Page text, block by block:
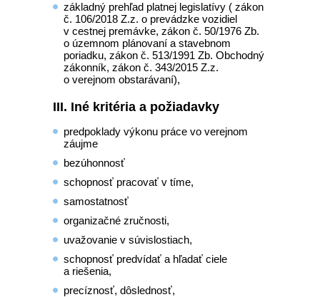
základný prehľad platnej legislatívy ( zákon
č. 106/2018 Z.z. o prevádzke vozidiel
v cestnej premávke, zákon č. 50/1976 Zb.
o územnom plánovaní a stavebnom
poriadku, zákon č. 513/1991 Zb. Obchodný
zákonník, zákon č. 343/2015 Z.z.
o verejnom obstarávaní),
III. Iné kritéria a požiadavky
predpoklady výkonu práce vo verejnom
záujme
bezúhonnosť
schopnosť pracovať v tíme,
samostatnosť
organizačné zručnosti,
uvažovanie v súvislostiach,
schopnosť predvídať a hľadať ciele
a riešenia,
precíznosť, dôslednosť,